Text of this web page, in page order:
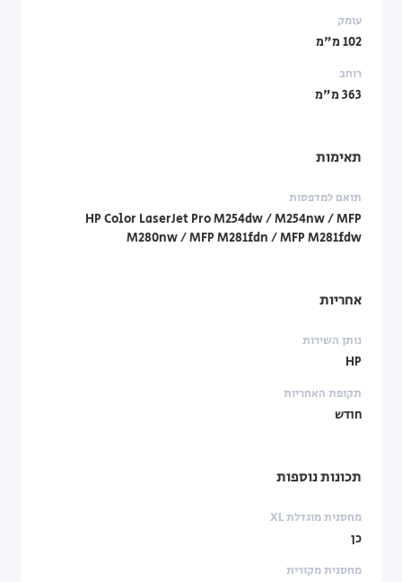
עומק
102 מ"מ
רוחב
363 מ"מ
תאימות
תואם למדפסות
HP Color LaserJet Pro M254dw / M254nw / MFP
M280nw / MFP M281fdn / MFP M281fdw
אחריות
נותן השירות
HP
תקופת האחריות
חודש
תכונות נוספות
מחסנית מוגדלת XL
כן
מחסנית מקורית